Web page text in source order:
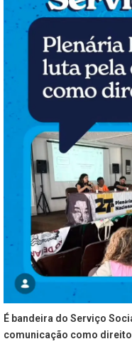
É bandeira do Serviço
comunicação como